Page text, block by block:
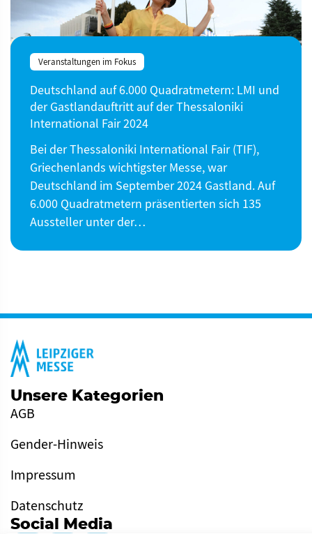
Veranstaltungen im Fokus
Deutschland auf 6.000 Quadratmetern: LMI und
der Gastlandauftritt auf der Thessaloniki
International Fair 2024
Bei der Thessaloniki International Fair (TIF),
Griechenlands wichtigster Messe, war
Deutschland im September 2024 Gastland. Auf
6.000 Quadratmetern präsentierten sich 135
Aussteller unter der…
Unsere Kategorien
AGB
Gender-Hinweis
Impressum
Datenschutz
Social Media